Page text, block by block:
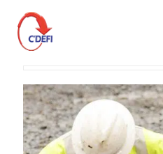
Connaissez-
obligations